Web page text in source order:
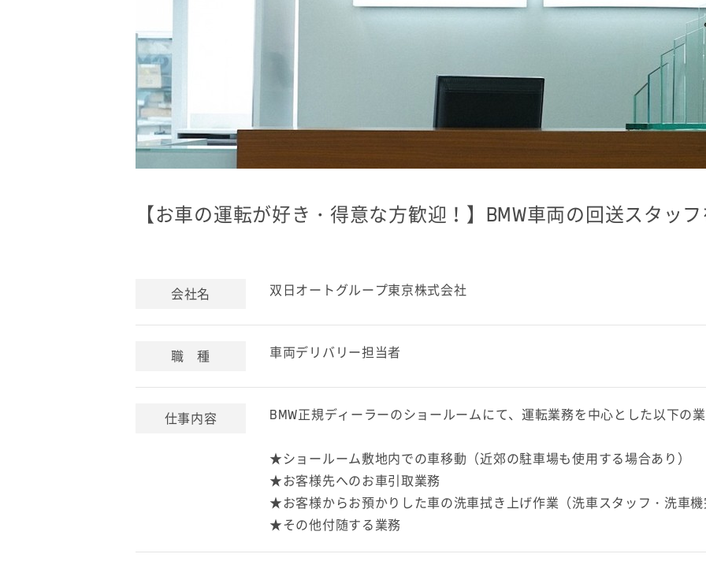
【お車の運転が好き・得意な方歓迎！】BMW車両の回送スタッフ
会社名 双日オートグループ東京株式会社
職 種 車両デリバリー担当者
仕事内容 BMW正規ディーラーのショールームにて、運転業務を中心とした以下の
★ショールーム敷地内での車移動（近郊の駐車場も使用する場合あり）
★お客様先へのお車引取業務
★お客様からお預かりした車の洗車拭き上げ作業（洗車スタッフ・洗車機
★その他付随する業務